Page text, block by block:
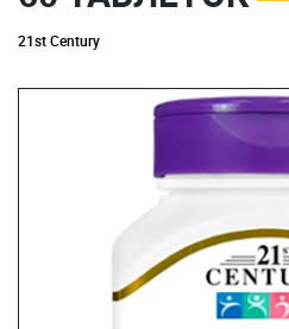
21st Century